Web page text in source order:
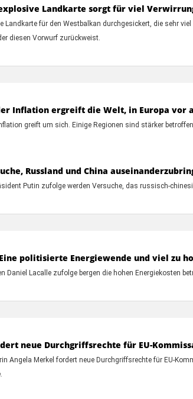
Landkarte sorgt für viel
Landkarte für den Westbalkan durchgesickert, die sehr
diesen Vorwurf zurückweist.
Inflation ergreift die Welt, in Europa vor
greift um sich. Einige Regionen sind stärker
Russland und China
Putin zufolge werden Versuche, das russisch-
politisierte Energiewende und viel zu
Daniel Lacalle zufolge bergen die hohen Energiekosten
neue Durchgriffsrechte für EU-
Angela Merkel fordert neue Durchgriffsrechte für EU-